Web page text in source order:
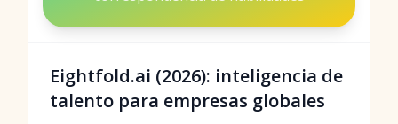
Eightfold.ai (2026): inteligencia de
talento para empresas globales